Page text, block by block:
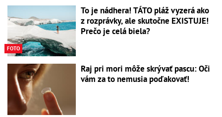
FOTO
To je nádhera! TÁTO pláž vyzerá ako
z rozprávky, ale skutočne EXISTUJE!
Prečo je celá biela?
Raj pri mori môže skrývať pascu: Oči
vám za to nemusia poďakovať!